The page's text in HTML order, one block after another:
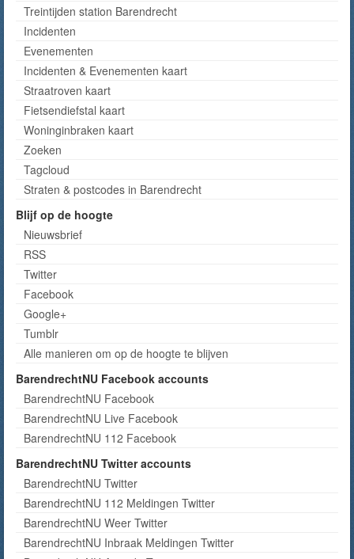
Treintijden station Barendrecht
Incidenten
Evenementen
Incidenten & Evenementen kaart
Straatroven kaart
Fietsendiefstal kaart
Woninginbraken kaart
Zoeken
Tagcloud
Straten & postcodes in Barendrecht
Blijf op de hoogte
Nieuwsbrief
RSS
Twitter
Facebook
Google+
Tumblr
Alle manieren om op de hoogte te blijven
BarendrechtNU Facebook accounts
BarendrechtNU Facebook
BarendrechtNU Live Facebook
BarendrechtNU 112 Facebook
BarendrechtNU Twitter accounts
BarendrechtNU Twitter
BarendrechtNU 112 Meldingen Twitter
BarendrechtNU Weer Twitter
BarendrechtNU Inbraak Meldingen Twitter